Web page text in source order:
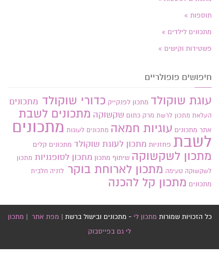
תוספות
מתכונים לילדים
פשטידות וקישים
חיפושים פופולריים
עוגת שוקולד מתכון לפנקייק כדורי שוקולד מתכונים
העלאת מתכון לרשת מרק כתום שקשוקה מתכונים לשבת
אתר מתכונים עוגיות חמאה מתכונים לעוגות מתכונים
לשבת פחזניות מתכון לעוגת שוקולד מתכונים קלים
מתכון לשקשוקה שיתוף מתכון מתכון לסופגניות מתכון
לשקשוקה טעימה מתכון לארוחת בוקר לזניה חלבית
מתכונים מתכון קל להכנה
כל הזכויות שמורות מתכון לי - מתכונים ובישול ברשת | מפת אתר | מתכון
לי גם בפייסבוק